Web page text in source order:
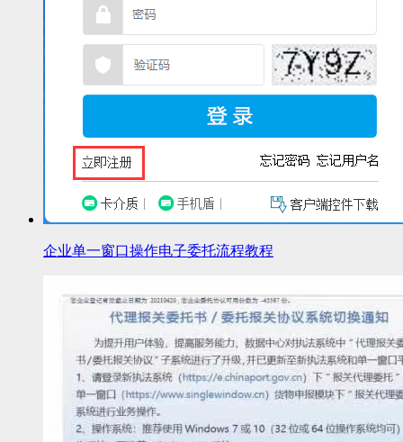
企业单一窗口操作电子委托流程教程